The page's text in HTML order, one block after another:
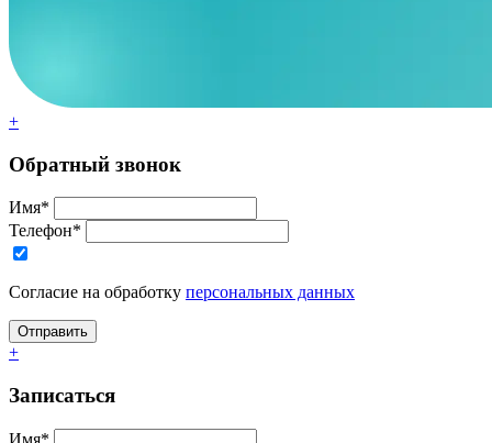
+
Обратный звонок
Имя*
Телефон*
Согласие на обработку персональных данных
+
Записаться
Имя*